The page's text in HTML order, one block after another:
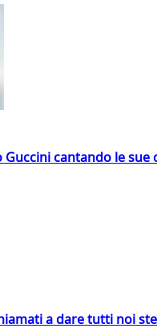
cantando le
a dare tutti noi